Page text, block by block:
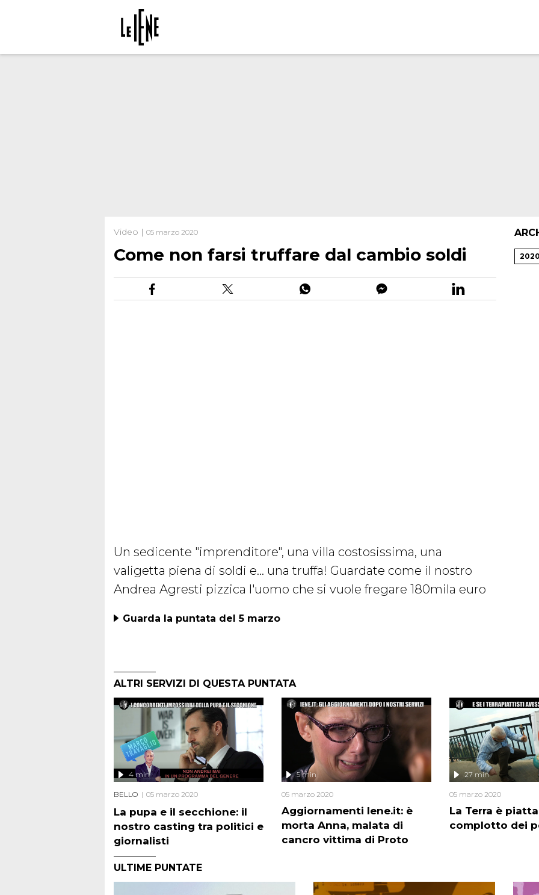
Video | 05 marzo 2020
Come non farsi truffare dal cambio soldi
Un sedicente "imprenditore", una villa costosissima, una
valigetta piena di soldi e… una truffa! Guardate come il nostro
Andrea Agresti pizzica l'uomo che si vuole fregare 180mila euro
Guarda la puntata del 5 marzo
ALTRI SERVIZI DI QUESTA PUNTATA
La pupa e il secchione: il
nostro casting tra politici e
giornalisti
4 min
BELLO 05 marzo 2020
Aggiornamenti Iene.it: è
morta Anna, malata di
cancro vittima di Proto
5 min
05 marzo 2020
La Terra è
complotto dei
27 min
05 marzo 2020
2020
ULTIME PUNTATE